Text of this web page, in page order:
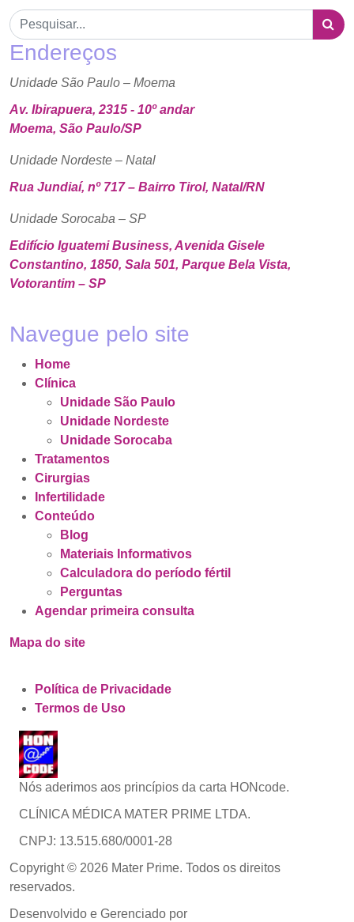
Endereços
Unidade São Paulo – Moema
Av. Ibirapuera, 2315 - 10º andar
Moema, São Paulo/SP
Unidade Nordeste – Natal
Rua Jundiaí, nº 717 – Bairro Tirol, Natal/RN
Unidade Sorocaba – SP
Edifício Iguatemi Business, Avenida Gisele
Constantino, 1850, Sala 501, Parque Bela Vista,
Votorantim – SP
Navegue pelo site
Home
Clínica
Unidade São Paulo
Unidade Nordeste
Unidade Sorocaba
Tratamentos
Cirurgias
Infertilidade
Conteúdo
Blog
Materiais Informativos
Calculadora do período fértil
Perguntas
Agendar primeira consulta
Mapa do site
Política de Privacidade
Termos de Uso
Nós aderimos aos princípios da carta HONcode.
CLÍNICA MÉDICA MATER PRIME LTDA.
CNPJ: 13.515.680/0001-28
Copyright © 2026 Mater Prime. Todos os direitos
reservados.
Desenvolvido e Gerenciado por